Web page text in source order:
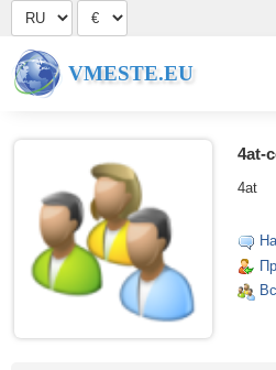
VMESTE.EU
4at-
4at